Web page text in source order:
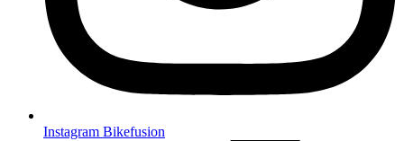
Instagram Bikefusion